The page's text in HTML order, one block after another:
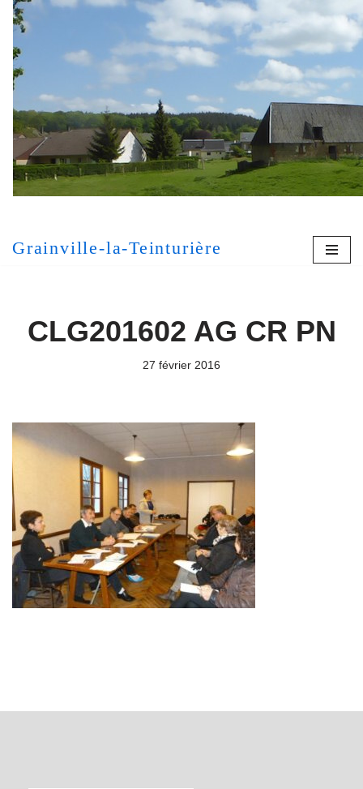
Aller
au
contenu
Grainville-la-Teinturière
CLG201602 AG CR PN
27 février 2016